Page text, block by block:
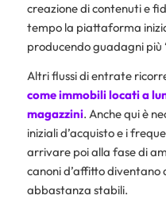
creazione di contenuti e
tempo la piattaforma
producendo guadagni più
Altri flussi di entrate
come immobili locati a
magazzini. Anche qui è
iniziali d’acquisto e i
arrivare poi alla fase di
canoni d’affitto diventano
abbastanza stabili.